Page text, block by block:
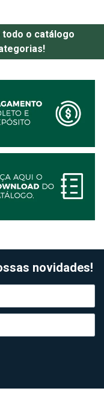
todo o catálogo
novidades!